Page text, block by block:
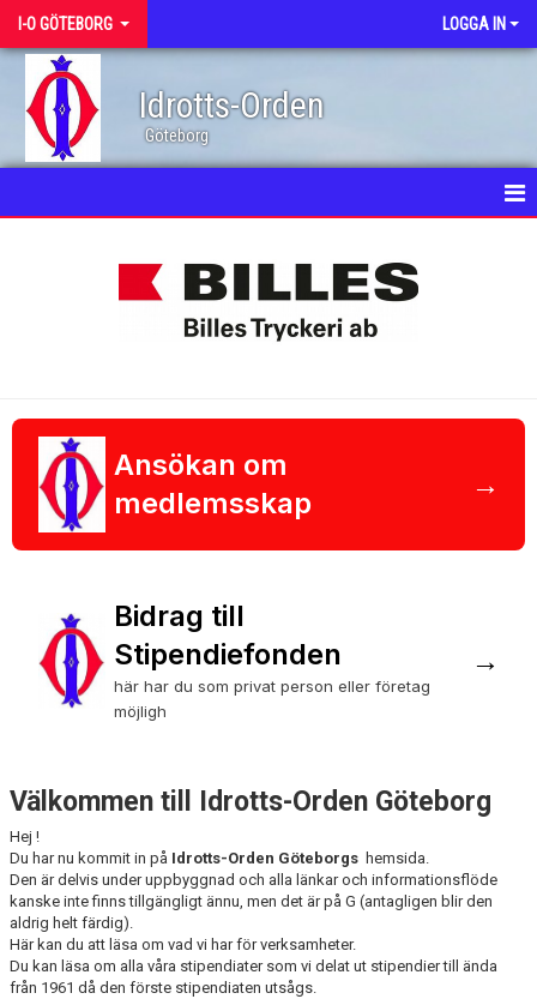
I-O GÖTEBORG LOGGA IN
Idrotts-Orden
Göteborg
STIPENDIATER I GÖTEBORG/ANSÖKAN
I-O BRÖDER
REGALIER OCH TJÄNSTETECKEN
GRADGIVNINGAR
ORDENSNYTT
DOKUMENTBANK
MÅNADENS JUBILARER
TILL MINNE
Ansökan om
medlemsskap
→
Bidrag till
Stipendiefonden
här har du som privat person eller företag
möjligh
→
Välkommen till Idrotts-Orden Göteborg
Hej !
Du har nu kommit in på Idrotts-Orden Göteborgs hemsida.
Den är delvis under uppbyggnad och alla länkar och informationsflöde
kanske inte finns tillgängligt ännu, men det är på G (antagligen blir den
aldrig helt färdig).
Här kan du att läsa om vad vi har för verksamheter.
Du kan läsa om alla våra stipendiater som vi delat ut stipendier till ända
från 1961 då den förste stipendiaten utsågs.